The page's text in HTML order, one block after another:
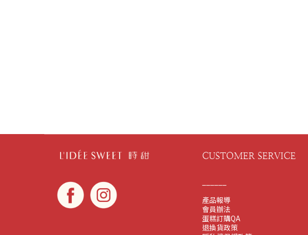
CUSTOMER SERVICE
產品報導
會員辦法
蛋糕訂購QA
退換貨政策